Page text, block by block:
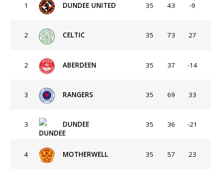
1 DUNDEE UNITED 35 43 -9
2 CELTIC 35 73 27
2 ABERDEEN 35 37 -14
3 RANGERS 35 69 33
3 DUNDEE 35 36 -21
4 MOTHERWELL 35 57 23